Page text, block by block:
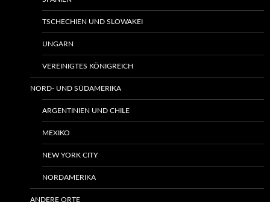
TSCHECHIEN UND SLOWAKEI
UNGARN
VEREINIGTES KÖNIGREICH
NORD- UND SÜDAMERIKA
ARGENTINIEN UND CHILE
MEXIKO
NEW YORK CITY
NORDAMERIKA
ANDERE ORTE